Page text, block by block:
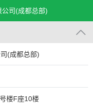
司(成都总部)
(成都总部)
楼F座10楼